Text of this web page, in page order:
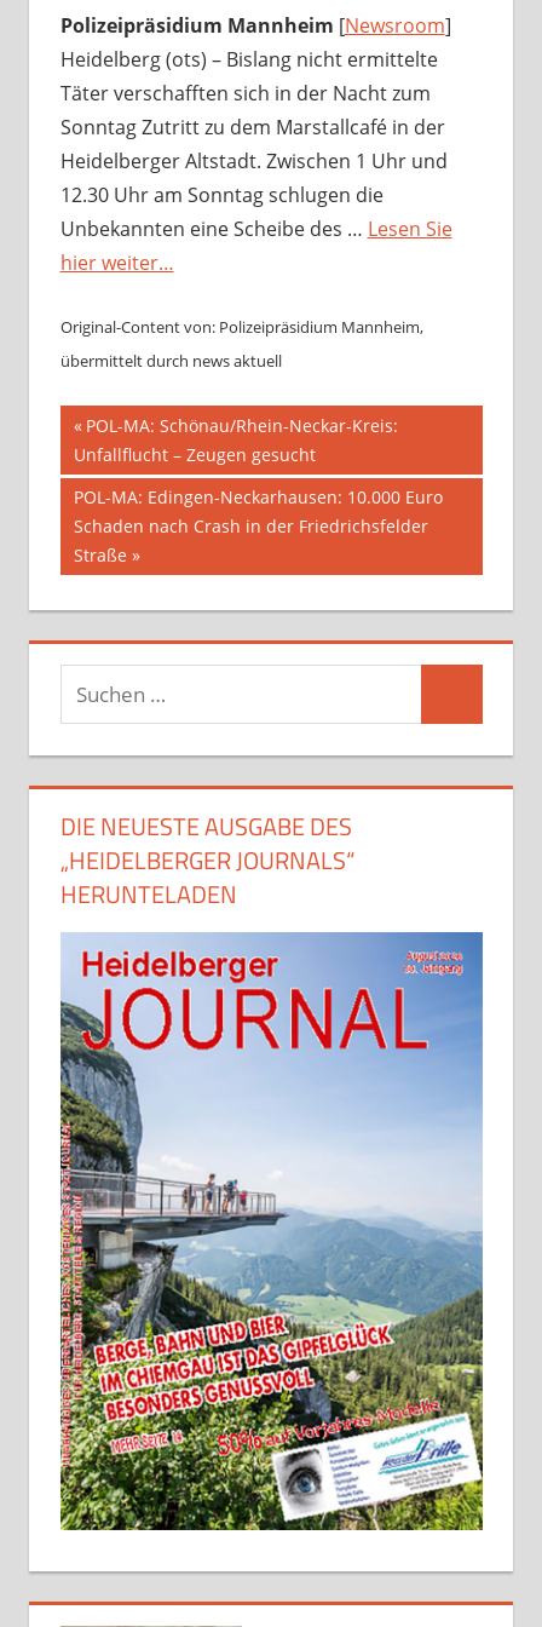
Polizeipräsidium Mannheim [Newsroom]
Heidelberg (ots) – Bislang nicht ermittelte
Täter verschafften sich in der Nacht zum
Sonntag Zutritt zu dem Marstallcafé in der
Heidelberger Altstadt. Zwischen 1 Uhr und
12.30 Uhr am Sonntag schlugen die
Unbekannten eine Scheibe des … Lesen Sie
hier weiter…
Original-Content von: Polizeipräsidium Mannheim,
übermittelt durch news aktuell
Beitragsnavigation
Vorheriger
Beitrag:
POL-MA: Schönau/Rhein-Neckar-Kreis:
Unfallflucht – Zeugen gesucht
Nächster
Beitrag:
POL-MA: Edingen-Neckarhausen: 10.000 Euro
Schaden nach Crash in der Friedrichsfelder
Straße
Suchen
nach:
DIE NEUESTE AUSGABE DES
„HEIDELBERGER JOURNALS“
HERUNTELADEN